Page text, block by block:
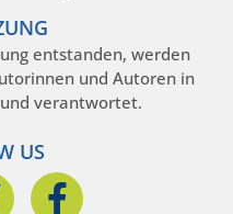
entstanden, werden
und Autoren in
verantwortet.
US